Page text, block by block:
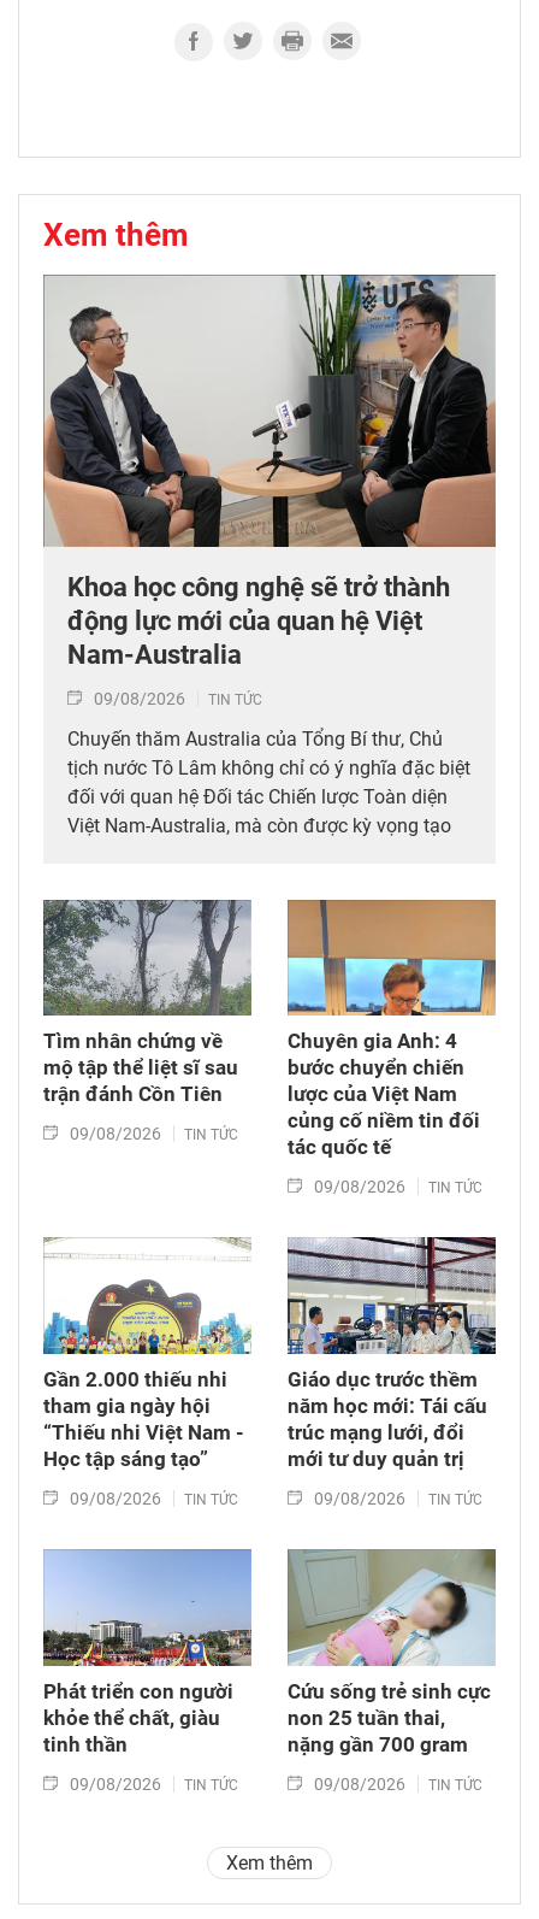
Xem thêm
Khoa học công nghệ sẽ trở thành
động lực mới của quan hệ Việt
Nam-Australia
09/08/2026 TIN TỨC
Chuyến thăm Australia của Tổng Bí thư, Chủ
tịch nước Tô Lâm không chỉ có ý nghĩa đặc biệt
đối với quan hệ Đối tác Chiến lược Toàn diện
Việt Nam-Australia, mà còn được kỳ vọng tạo
Tìm nhân chứng về
mộ tập thể liệt sĩ sau
trận đánh Cồn Tiên
09/08/2026 TIN TỨC
Chuyên gia Anh: 4
bước chuyển chiến
lược của Việt Nam
củng cố niềm tin đối
tác quốc tế
09/08/2026 TIN TỨC
Gần 2.000 thiếu nhi
tham gia ngày hội
“Thiếu nhi Việt Nam -
Học tập sáng tạo”
09/08/2026 TIN TỨC
Giáo dục trước thềm
năm học mới: Tái cấu
trúc mạng lưới, đổi
mới tư duy quản trị
09/08/2026 TIN TỨC
Phát triển con người
khỏe thể chất, giàu
tinh thần
09/08/2026 TIN TỨC
Cứu sống trẻ sinh cực
non 25 tuần thai,
nặng gần 700 gram
09/08/2026 TIN TỨC
Xem thêm